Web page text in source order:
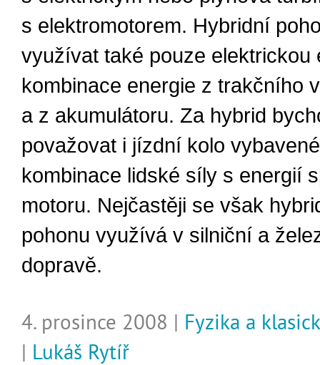
s elektromotorem. Hybridní
využívat také pouze elektrickou
kombinace energie z trakčního
a z akumulátoru. Za hybrid
považovat i jízdní kolo
kombinace lidské síly s energií
motoru. Nejčastěji se však
pohonu využívá v silniční a
dopravě.
4. prosince 2008 | Fyzika a
| Lukáš Rytíř